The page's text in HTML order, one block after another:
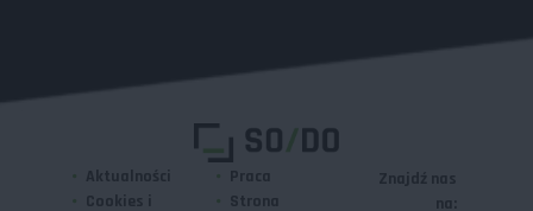
Aktualności
Cookies i
Praca
Strona
Znajdź nas
na: